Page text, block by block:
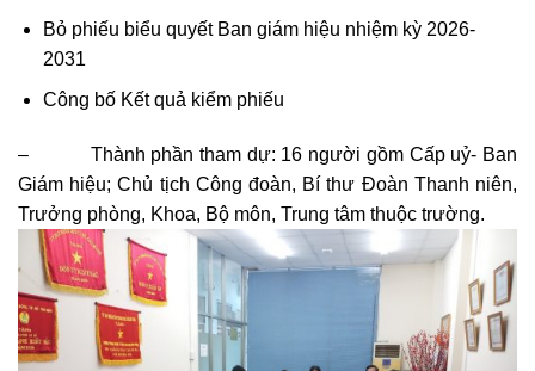
Bỏ phiếu biểu quyết Ban giám hiệu nhiệm kỳ 2026-
2031
Công bố Kết quả kiểm phiếu
– Thành phần tham dự: 16 người gồm Cấp uỷ- Ban
Giám hiệu; Chủ tịch Công đoàn, Bí thư Đoàn Thanh niên,
Trưởng phòng, Khoa, Bộ môn, Trung tâm thuộc trường.